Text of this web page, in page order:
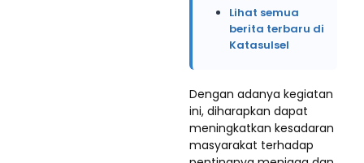
Lihat semua
berita terbaru di
Katasulsel
Dengan adanya kegiatan
ini, diharapkan dapat
meningkatkan kesadaran
masyarakat terhadap